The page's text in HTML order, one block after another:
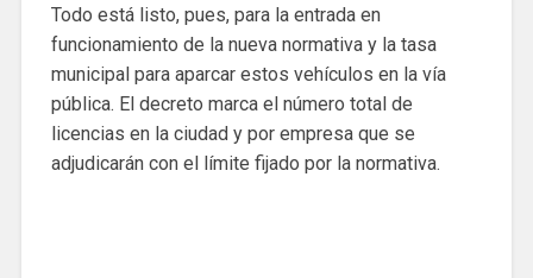
Todo está listo, pues, para la entrada en
funcionamiento de la nueva normativa y la tasa
municipal para aparcar estos vehículos en la vía
pública. El decreto marca el número total de
licencias en la ciudad y por empresa que se
adjudicarán con el límite fijado por la normativa.